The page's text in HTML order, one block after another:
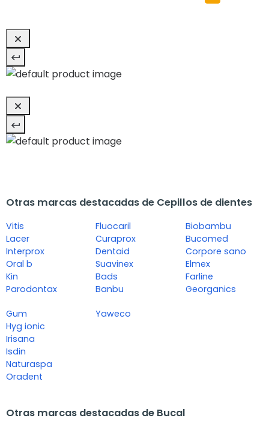
Otras marcas destacadas de Cepillos de dientes
Vitis
Lacer
Interprox
Oral b
Kin
Parodontax
Fluocaril
Curaprox
Dentaid
Suavinex
Bads
Banbu
Biobambu
Bucomed
Corpore sano
Elmex
Farline
Georganics
Gum
Hyg ionic
Irisana
Isdin
Naturaspa
Oradent
Yaweco
Otras marcas destacadas de Bucal